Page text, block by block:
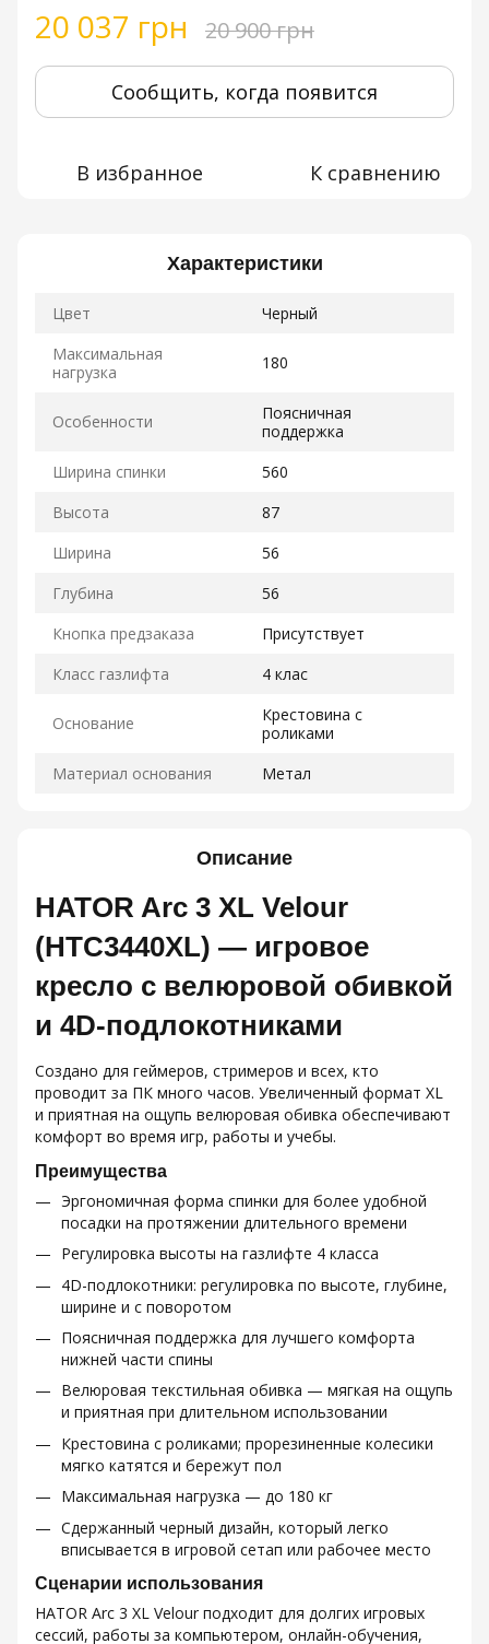
20 037 грн 20 900 грн
Сообщить, когда появится
В избранное К сравнению
Характеристики
Цвет
Черный
Максимальная
нагрузка
180
Особенности
Поясничная
поддержка
Ширина спинки
560
Высота
87
Ширина
56
Глубина
56
Кнопка предзаказа
Присутствует
Класс газлифта
4 клас
Основание
Крестовина с
роликами
Материал основания
Метал
Описание
HATOR Arc 3 XL Velour
(HTC3440XL) — игровое
кресло с велюровой обивкой
и 4D-подлокотниками
Создано для геймеров, стримеров и всех, кто
проводит за ПК много часов. Увеличенный формат XL
и приятная на ощупь велюровая обивка обеспечивают
комфорт во время игр, работы и учебы.
Преимущества
Эргономичная форма спинки для более удобной
посадки на протяжении длительного времени
Регулировка высоты на газлифте 4 класса
4D-подлокотники: регулировка по высоте, глубине,
ширине и с поворотом
Поясничная поддержка для лучшего комфорта
нижней части спины
Велюровая текстильная обивка — мягкая на ощупь
и приятная при длительном использовании
Крестовина с роликами; прорезиненные колесики
мягко катятся и бережут пол
Максимальная нагрузка — до 180 кг
Сдержанный черный дизайн, который легко
вписывается в игровой сетап или рабочее место
Сценарии использования
HATOR Arc 3 XL Velour подходит для долгих игровых
сессий, работы за компьютером, онлайн-обучения,